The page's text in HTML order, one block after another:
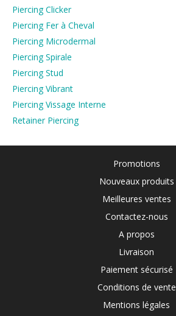
Piercing Clicker
Piercing Fer à Cheval
Piercing Microdermal
Piercing Spirale
Piercing Stud
Piercing Vibrant
Piercing Vissage Interne
Retainer Piercing
Promotions
Nouveaux produits
Meilleures ventes
Contactez-nous
A propos
Livraison
Paiement sécurisé
Conditions de vente
Mentions légales